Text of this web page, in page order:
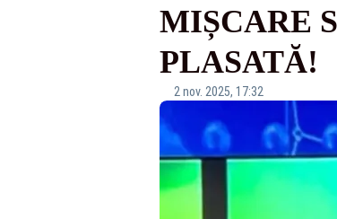
MIȘCARE
PLASATĂ!
2 nov. 2025, 17:32